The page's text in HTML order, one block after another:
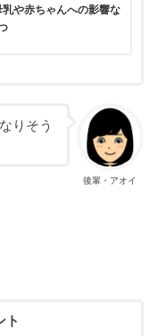
や赤ちゃんへの影響な
後輩・アオイ
りそう
ト